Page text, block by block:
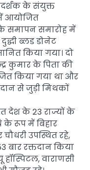
के संयुक्त
आयोजित
के समापन समारोह में
ब्लड डोनेट
किया गया। दो
कुमार के पिता की
किया गया था और
से जुड़ी मिथकों
देश के 23 राज्यों के
के रूप में बिहार
उपस्थित रहे,
बार रक्तदान किया
वाराणसी